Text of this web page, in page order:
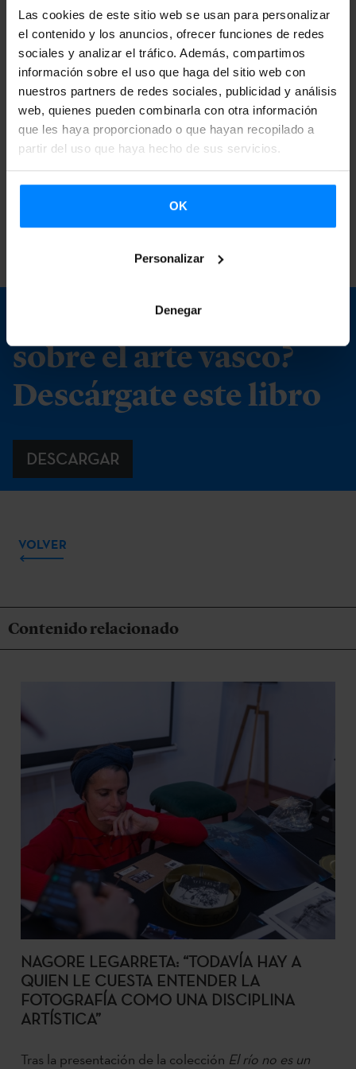
Las cookies de este sitio web se usan para personalizar
el contenido y los anuncios, ofrecer funciones de redes
sociales y analizar el tráfico. Además, compartimos
información sobre el uso que haga del sitio web con
nuestros partners de redes sociales, publicidad y análisis
web, quienes pueden combinarla con otra información
que les haya proporcionado o que hayan recopilado a
partir del uso que haya hecho de sus servicios.
OK
Personalizar
Denegar
estructuras culturales del País Vasco, al tiempo que
impulsa líneas de colaboración estables con las principales
exposiciones internacionales de arte contemporáneo.
Desde su puesta en marcha en 2019, ZABAL ha propiciado
colaboraciones con algunas de las citas más relevantes del
arte contemporáneo mundial —entre ellas, la Bienal de São
de Venecia, la Bienal de Estambul o la Bienal de Sídney—,
contribuyendo de forma decisiva a la difusión y
¿Quieres saber más
sobre el arte vasco?
Descárgate este libro
DESCARGAR
VOLVER
Contenido relacionado
NAGORE LEGARRETA: “TODAVÍA HAY A
QUIEN LE CUESTA ENTENDER LA
FOTOGRAFÍA COMO UNA DISCIPLINA
ARTÍSTICA”
Tras la presentación de la colección El río no es un